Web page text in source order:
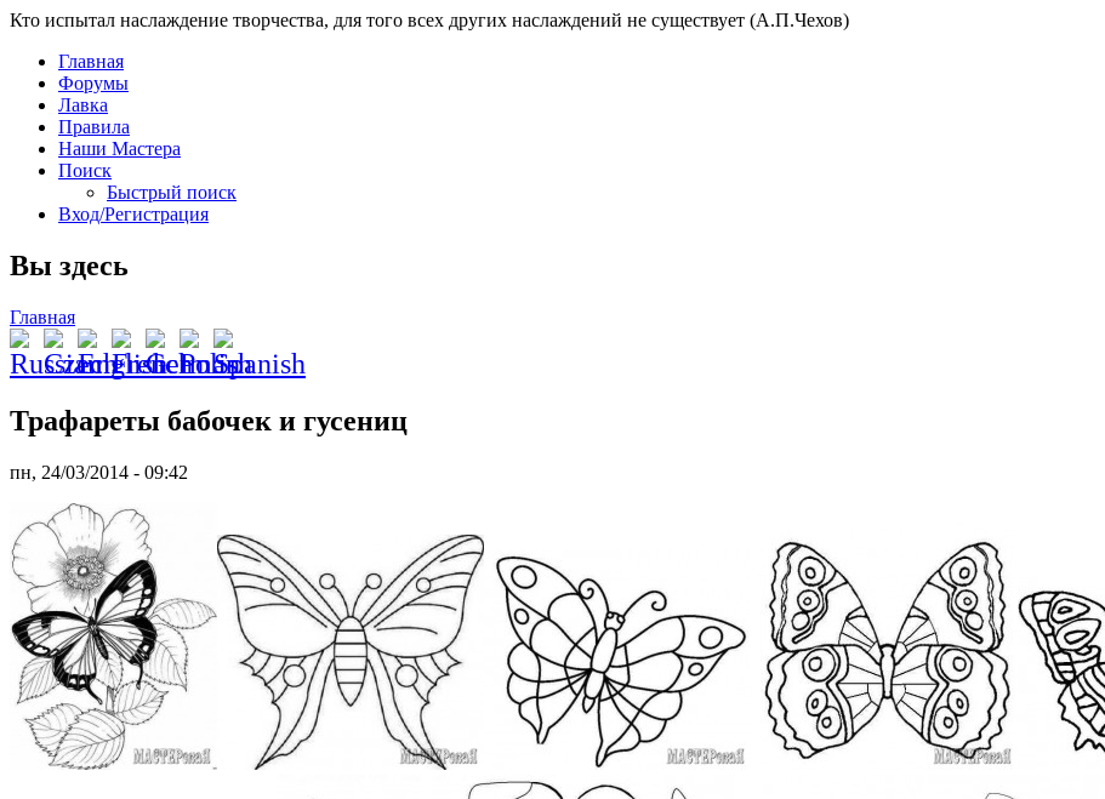
Кто испытал наслаждение творчества, для того всех других наслаждений не существует (А.П.Чехов)
Главная
Форумы
Лавка
Правила
Наши Мастера
Поиск
Быстрый поиск
Вход/Регистрация
Вы здесь
Главная
Трафареты бабочек и гусениц
пн, 24/03/2014 - 09:42